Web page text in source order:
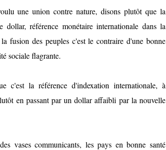
une union contre nature, disons plutôt que la
référence monétaire internationale dans la
fusion des peuples c'est le contraire d'une bonne
sociale flagrante.
c'est la référence d'indexation internationale, à
en passant par un dollar affaibli par la nouvelle
vases communicants, les pays en bonne santé